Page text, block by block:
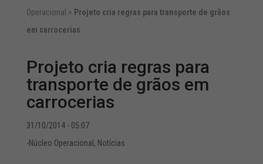
Operacional > Projeto cria regras para transporte de grãos
em carrocerias
Projeto cria regras para
transporte de grãos em
carrocerias
31/10/2014 - 05:07
-Núcleo Operacional , Notícias